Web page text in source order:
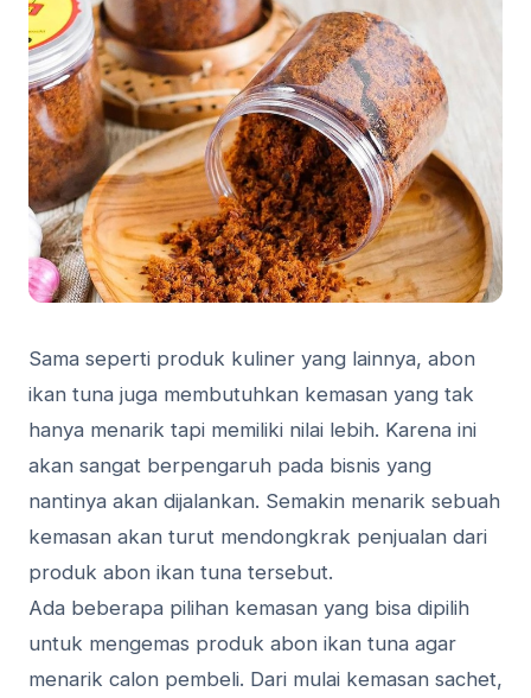
Sama seperti produk kuliner yang lainnya, abon
ikan tuna juga membutuhkan kemasan yang tak
hanya menarik tapi memiliki nilai lebih. Karena ini
akan sangat berpengaruh pada bisnis yang
nantinya akan dijalankan. Semakin menarik sebuah
kemasan akan turut mendongkrak penjualan dari
produk abon ikan tuna tersebut.
Ada beberapa pilihan kemasan yang bisa dipilih
untuk mengemas produk abon ikan tuna agar
menarik calon pembeli. Dari mulai kemasan sachet,